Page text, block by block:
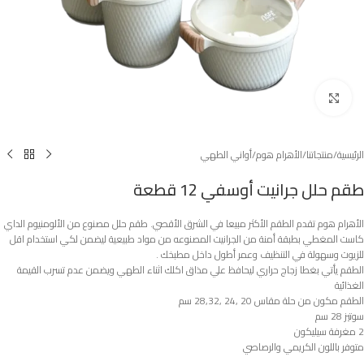
الرئيسية/منتجاتنا/الأهرام هوم/أواني الطهي
طقم حلل جرانيت أوسفي 12 قطعة
الأهرام هوم تقدم الطقم الأكثر مبيعا في الشرق الأقصي. طقم حلل مصنوع من الألومنيوم الداي
كاست المغطي بطبقة أمنة من الجرانيت المصنوعه من مواد طبيعية ليضمن لكي استخدام اقل
للزيوت وسهولة في التنظيف وعمر أطول داخل مطبخك .
الطقم يأتي بغطا زجاج حراري ليحافظ علي مذاق اكلك اثناء الطهي ويضمن عدم تسرب القيمة
الغذائية
الطقم مكون من حلة مقاس 20 ,24 ,28,32 سم
سوتيز 28 سم
2 مغرفة سيليكون
متوفر باللون الكريمي والرصاصي